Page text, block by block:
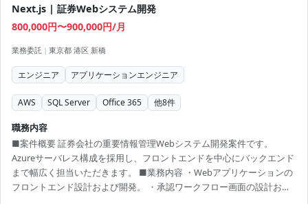
Next.js | 証券Webシステム開発
800,000円〜900,000円/月
業務委託 | 東京都 港区 新橋
エンジニア アプリケーションエンジニア
AWS SQL Server Office 365 他8件
職務内容
■案件概要 証券会社の重要情報管理Webシステム開発案件です。
Azureサーバレス構成を採用し、フロントエンドを中心にバックエンド
まで幅広く担当いただきます。 ■業務内容 ・Webアプリケーションの
フロントエンド設計および開発。 ・承認ワークフロー画面の設計およ